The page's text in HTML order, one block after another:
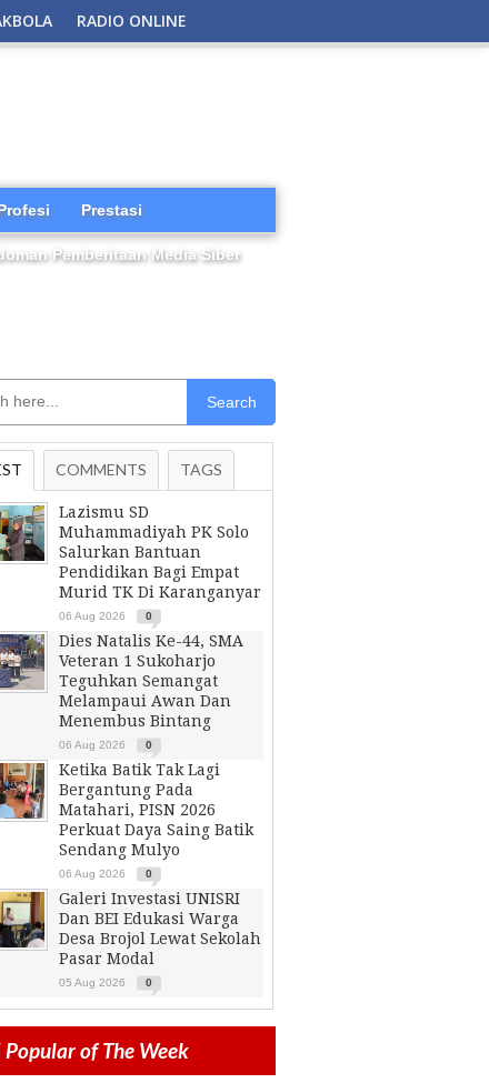
RADIO ONLINE
Prestasi
Pemberitaan Media Siber
Search
COMMENTS TAGS
Lazismu SD
Muhammadiyah PK Solo
Salurkan Bantuan
Pendidikan Bagi Empat
Murid TK Di Karanganyar
06 Aug 2026 0
Dies Natalis Ke-44, SMA
Veteran 1 Sukoharjo
Teguhkan Semangat
Melampaui Awan Dan
Menembus Bintang
06 Aug 2026 0
Ketika Batik Tak Lagi
Bergantung Pada
Matahari, PISN 2026
Perkuat Daya Saing Batik
Sendang Mulyo
06 Aug 2026 0
Galeri Investasi UNISRI
Dan BEI Edukasi Warga
Desa Brojol Lewat Sekolah
Pasar Modal
05 Aug 2026 0
Popular of The Week